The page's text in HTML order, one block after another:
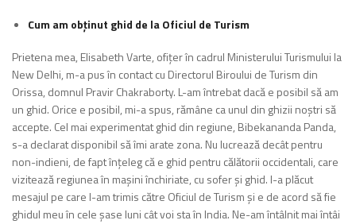
Cum am obținut ghid de la Oficiul de Turism
Prietena mea, Elisabeth Varte, ofițer în cadrul Ministerului Turismului la
New Delhi, m-a pus în contact cu Directorul Biroului de Turism din
Orissa, domnul Pravir Chakraborty. L-am întrebat dacă e posibil să am
un ghid. Orice e posibil, mi-a spus, rămâne ca unul din ghizii noștri să
accepte. Cel mai experimentat ghid din regiune, Bibekananda Panda,
s-a declarat disponibil să îmi arate zona. Nu lucrează decât pentru
non-indieni, de fapt înțeleg că e ghid pentru călătorii occidentali, care
vizitează regiunea în mașini închiriate, cu sofer și ghid. I-a plăcut
mesajul pe care l-am trimis către Oficiul de Turism și e de acord să fie
ghidul meu în cele șase luni cât voi sta în India. Ne-am întâlnit mai întâi